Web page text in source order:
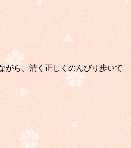
がら、清く正しくのんびり歩いて